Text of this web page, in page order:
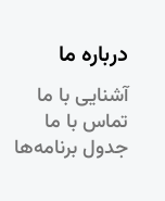
درباره ما
آشنایی با ما
تماس با ما
جدول برنامه‌ها